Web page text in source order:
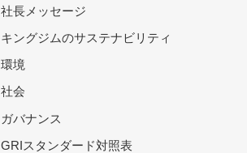
社長メッセージ
キングジムのサステナビリティ
環境
社会
ガバナンス
GRIスタンダード対照表